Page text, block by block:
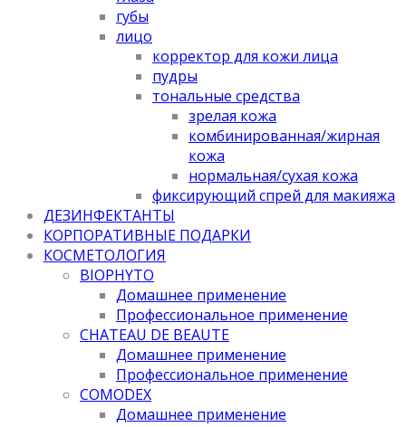
губы
лицо
корректор для кожи лица
пудры
тональные средства
зрелая кожа
комбинированная/жирная
кожа
нормальная/cухая кожа
фиксирующий спрей для макияжа
ДЕЗИНФЕКТАНТЫ
КОРПОРАТИВНЫЕ ПОДАРКИ
КОСМЕТОЛОГИЯ
BIOPHYTO
Домашнее применение
Профессиональное применение
CHATEAU DE BEAUTE
Домашнее применение
Профессиональное применение
COMODEX
Домашнее применение